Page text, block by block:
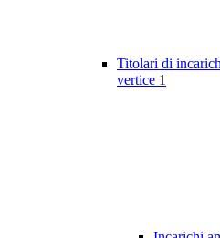
Titolari di
vertice 1